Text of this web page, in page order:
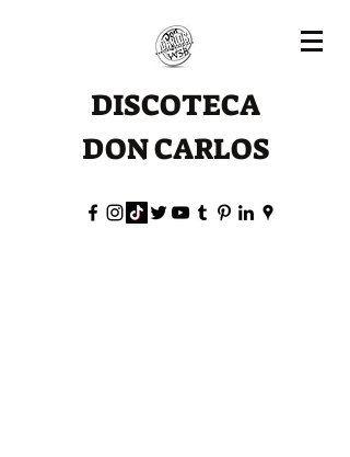
DISCOTECA
DON CARLOS